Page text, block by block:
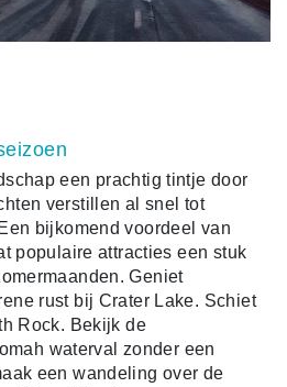
een prachtig tintje door
verstillen al snel tot
bijkomend voordeel van
populaire attracties een stuk
Geniet
rust bij Crater Lake. Schiet
Rock. Bekijk de
waterval zonder een
een wandeling over de